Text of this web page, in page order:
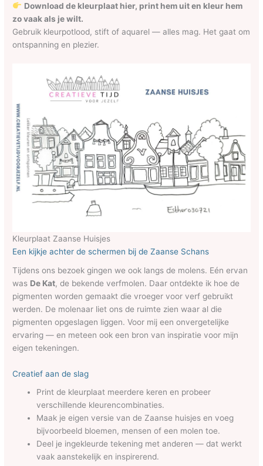
Download de kleurplaat hier, print hem uit en kleur hem
zo vaak als je wilt.
Gebruik kleurpotlood, stift of aquarel — alles mag. Het gaat om
ontspanning en plezier.
Kleurplaat Zaanse Huisjes
Een kijkje achter de schermen bij de Zaanse Schans
Tijdens ons bezoek gingen we ook langs de molens. Eén ervan
was De Kat, de bekende verfmolen. Daar ontdekte ik hoe de
pigmenten worden gemaakt die vroeger voor verf gebruikt
werden. De molenaar liet ons de ruimte zien waar al die
pigmenten opgeslagen liggen. Voor mij een onvergetelijke
ervaring — en meteen ook een bron van inspiratie voor mijn
eigen tekeningen.
Creatief aan de slag
Print de kleurplaat meerdere keren en probeer
verschillende kleurencombinaties.
Maak je eigen versie van de Zaanse huisjes en voeg
bijvoorbeeld bloemen, mensen of een molen toe.
Deel je ingekleurde tekening met anderen — dat werkt
vaak aanstekelijk en inspirerend.